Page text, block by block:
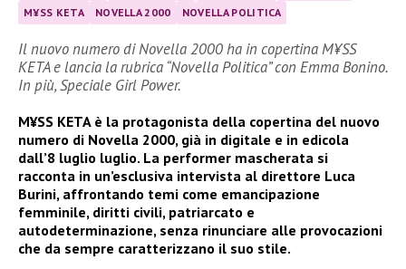
M¥SS KETA NOVELLA 2000 NOVELLA POLITICA
Il nuovo numero di Novella 2000 ha in copertina M¥SS
KETA e lancia la rubrica “Novella Politica” con Emma Bonino.
In più, Speciale Girl Power.
M¥SS KETA è la protagonista della copertina del nuovo
numero di Novella 2000, già in digitale e in edicola
dall’8 luglio luglio. La performer mascherata si
racconta in un’esclusiva intervista al direttore Luca
Burini, affrontando temi come emancipazione
femminile, diritti civili, patriarcato e
autodeterminazione, senza rinunciare alle provocazioni
che da sempre caratterizzano il suo stile.